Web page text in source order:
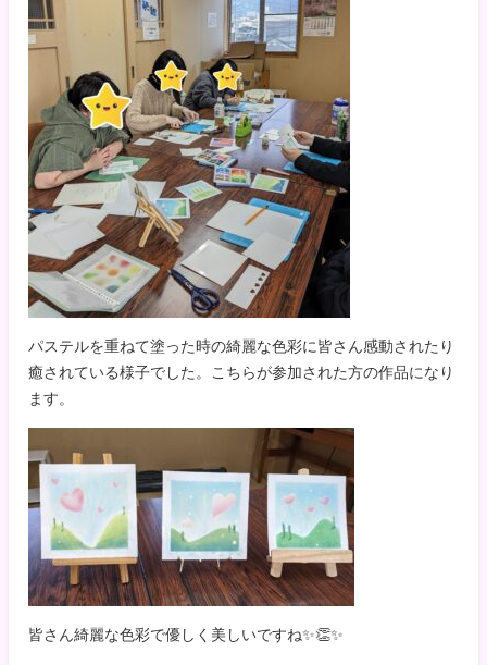
パステルを重ねて塗った時の綺麗な色彩に皆さん感動されたり
癒されている様子でした。こちらが参加された方の作品になり
ます。
皆さん綺麗な色彩で優しく美しいですね✨👏✨